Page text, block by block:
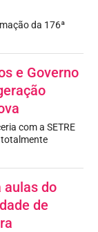
da 176ª
e Governo
com a SETRE
totalmente
aulas do
de